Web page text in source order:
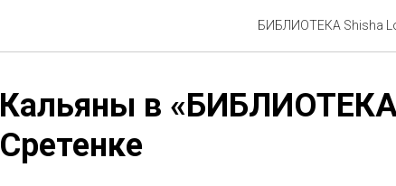
БИБЛИОТЕКА Shisha
Кальяны в «БИБЛИОТЕКА
Сретенке